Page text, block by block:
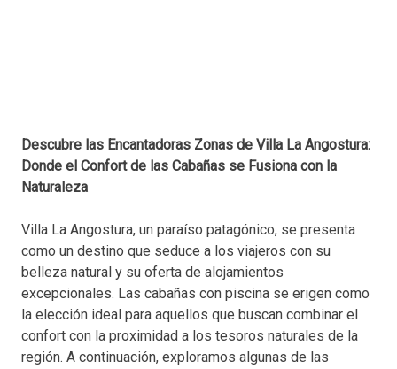
Descubre las Encantadoras Zonas de Villa La Angostura:
Donde el Confort de las Cabañas se Fusiona con la
Naturaleza
Villa La Angostura, un paraíso patagónico, se presenta
como un destino que seduce a los viajeros con su
belleza natural y su oferta de alojamientos
excepcionales. Las cabañas con piscina se erigen como
la elección ideal para aquellos que buscan combinar el
confort con la proximidad a los tesoros naturales de la
región. A continuación, exploramos algunas de las